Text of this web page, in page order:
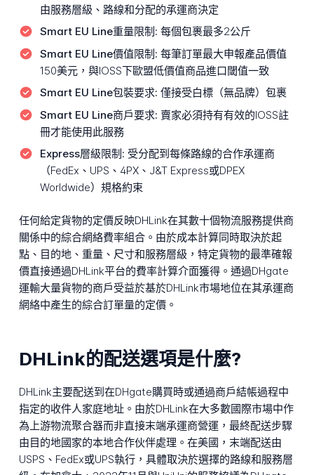
由服務層級、路線和分配的承運商決定
Smart EU Line重量限制: 每個包裹最多2公斤
Smart EU Line價值限制: 每筆訂單最大申報產品價值
150美元，與IOSS下歐盟低價值商品進口閾值一致
Smart EU Line包裝要求: 僅接受白標（無品牌）包裹
Smart EU Line商戶要求: 賣家必須持有有效的IOSS註
冊才能使用此服務
Express層級限制: 受分配到每條路線的合作承運商
（FedEx、UPS、4PX、J&T Express或DPEX
Worldwide）規格約束
任何給定貨物的定價反映DHLink在其數十個物流服務提供商
關係中的綜合網絡費率組合。由於成本計算同時取決於起
點、目的地、重量、尺寸和服務層級，特定貨物的最準確報
價直接通過DHLink平台的費率計算介面獲得。通過DHgate
運輸大量貨物的商戶受益於基於DHLink市場地位在其承運商
網絡中產生的綜合訂單量的定價。
DHLink的配送選項是什麼?
DHLink主要配送到在DHgate購買時或通過商戶結帳過程中
指定的收件人家庭地址。由於DHLink在大多數國際市場中作
為上游物流聚合器而非直接末端承運商營運，最終配送步驟
由目的地國家的本地合作伙伴處理。在美國，末端配送由
USPS、FedEx或UPS執行，具體取決於選擇的路線和服務層